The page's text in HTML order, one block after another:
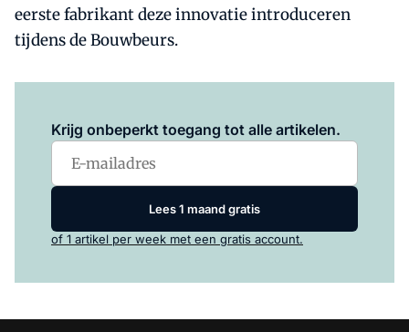
eerste fabrikant deze innovatie introduceren
tijdens de Bouwbeurs.
Krijg onbeperkt toegang tot alle artikelen.
Lees 1 maand gratis
of 1 artikel per week met een gratis account.